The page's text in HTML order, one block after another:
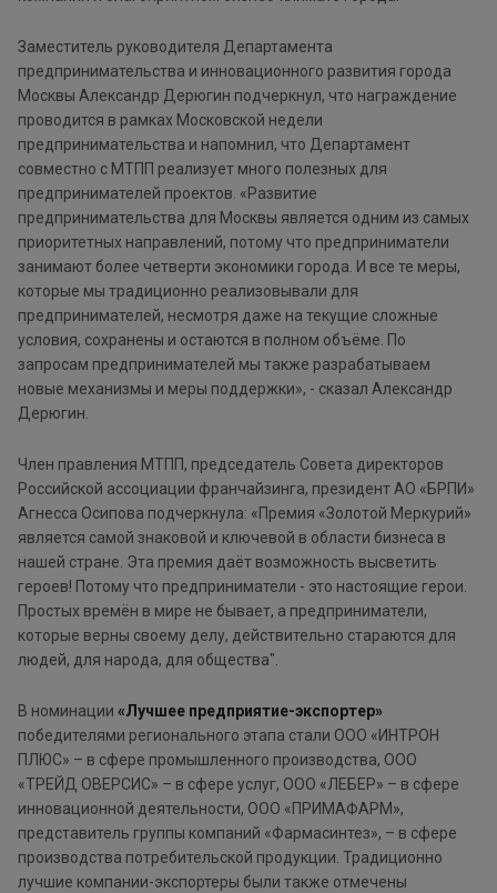
Заместитель руководителя Департамента
предпринимательства и инновационного развития города
Москвы Александр Дерюгин подчеркнул, что награждение
проводится в рамках Московской недели
предпринимательства и напомнил, что Департамент
совместно с МТПП реализует много полезных для
предпринимателей проектов. «Развитие
предпринимательства для Москвы является одним из самых
приоритетных направлений, потому что предприниматели
занимают более четверти экономики города. И все те меры,
которые мы традиционно реализовывали для
предпринимателей, несмотря даже на текущие сложные
условия, сохранены и остаются в полном объёме. По
запросам предпринимателей мы также разрабатываем
новые механизмы и меры поддержки», - сказал Александр
Дерюгин.
Член правления МТПП, председатель Совета директоров
Российской ассоциации франчайзинга, президент АО «БРПИ»
Агнесса Осипова подчеркнула: «Премия «Золотой Меркурий»
является самой знаковой и ключевой в области бизнеса в
нашей стране. Эта премия даёт возможность высветить
героев! Потому что предприниматели - это настоящие герои.
Простых времён в мире не бывает, а предприниматели,
которые верны своему делу, действительно стараются для
людей, для народа, для общества".
В номинации «Лучшее предприятие-экспортер»
победителями регионального этапа стали ООО «ИНТРОН
ПЛЮС» – в сфере промышленного производства, ООО
«ТРЕЙД ОВЕРСИС» – в сфере услуг, ООО «ЛЕБЕР» – в сфере
инновационной деятельности, ООО «ПРИМАФАРМ»,
представитель группы компаний «Фармасинтез», – в сфере
производства потребительской продукции. Традиционно
лучшие компании-экспортеры были также отмечены